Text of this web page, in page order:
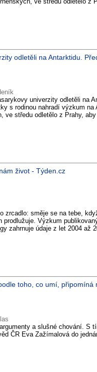
odletěli na Antarktidu.
univerzity odletěli na
s rodinou nahradí výzkum
ve středu odletělo z Prahy,
život - Týden.cz
zrcadlo: směje se na tebe,
prodlužuje. Výzkum
zahrnuje údaje z let 2004
toho, co umí, připomíná
a slušné chování. S
ČR Eva Zažímalová do